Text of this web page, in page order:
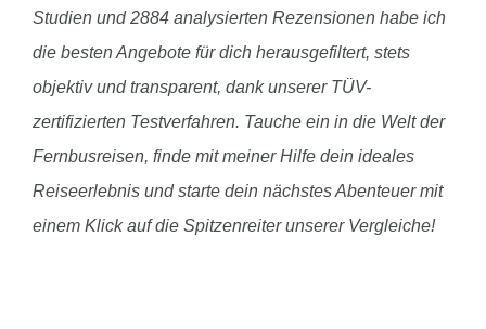
Studien und 2884 analysierten Rezensionen habe ich
die besten Angebote für dich herausgefiltert, stets
objektiv und transparent, dank unserer TÜV-
zertifizierten Testverfahren. Tauche ein in die Welt der
Fernbusreisen, finde mit meiner Hilfe dein ideales
Reiseerlebnis und starte dein nächstes Abenteuer mit
einem Klick auf die Spitzenreiter unserer Vergleiche!